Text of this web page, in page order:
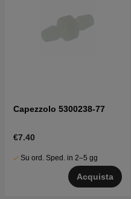
Capezzolo 5300238-77
€7.40
Su ord. Sped. in 2–5 gg
Acquista